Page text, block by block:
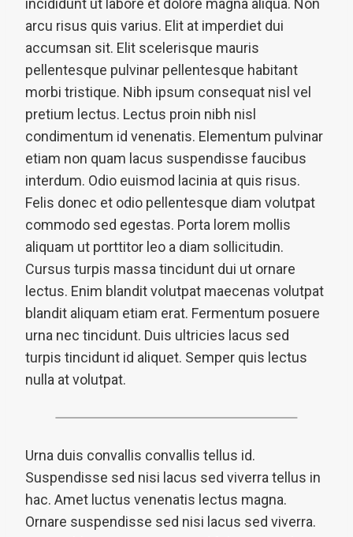
incididunt ut labore et dolore magna aliqua. Non
arcu risus quis varius. Elit at imperdiet dui
accumsan sit. Elit scelerisque mauris
pellentesque pulvinar pellentesque habitant
morbi tristique. Nibh ipsum consequat nisl vel
pretium lectus. Lectus proin nibh nisl
condimentum id venenatis. Elementum pulvinar
etiam non quam lacus suspendisse faucibus
interdum. Odio euismod lacinia at quis risus.
Felis donec et odio pellentesque diam volutpat
commodo sed egestas. Porta lorem mollis
aliquam ut porttitor leo a diam sollicitudin.
Cursus turpis massa tincidunt dui ut ornare
lectus. Enim blandit volutpat maecenas volutpat
blandit aliquam etiam erat. Fermentum posuere
urna nec tincidunt. Duis ultricies lacus sed
turpis tincidunt id aliquet. Semper quis lectus
nulla at volutpat.
Urna duis convallis convallis tellus id.
Suspendisse sed nisi lacus sed viverra tellus in
hac. Amet luctus venenatis lectus magna.
Ornare suspendisse sed nisi lacus sed viverra.